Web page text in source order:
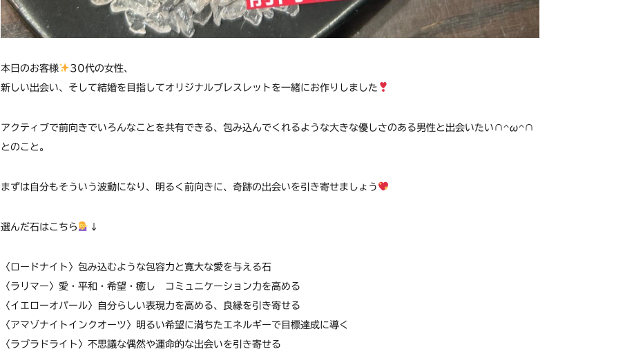
本日のお客様
30代の女性、
新しい出会い、そして結婚を目指してオリジナルブレスレットを一緒にお作りしました
アクティブで前向きでいろんなことを共有できる、包み込んでくれるような大きな優しさのある男性と出会いたい∩^ω^∩
とのこと。
まずは自分もそういう波動になり、明るく前向きに、奇跡の出会いを引き寄せましょう
選んだ石はこちら ↓
〈ロードナイト〉包み込むような包容力と寛大な愛を与える石
〈ラリマー〉愛・平和・希望・癒し コミュニケーション力を高める
〈イエローオパール〉自分らしい表現力を高める、良縁を引き寄せる
〈アマゾナイトインクオーツ〉明るい希望に満ちたエネルギーで目標達成に導く
〈ラブラドライト〉不思議な偶然や運命的な出会いを引き寄せる